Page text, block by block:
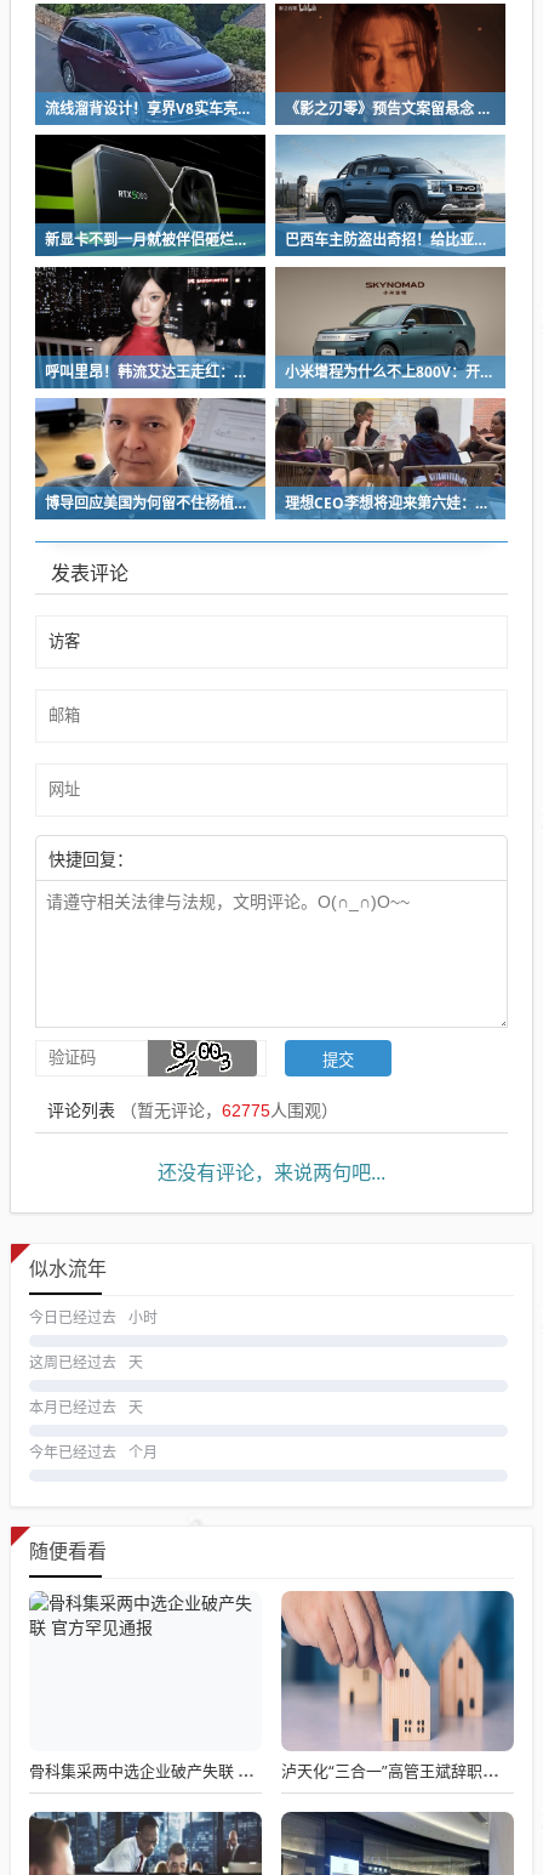
流线溜背设计！享界V8实车亮相：增程版最大续航339km 《影之刃零》预告文案留悬念 玩家：要反向跳票
新显卡不到一月就被伴侣砸烂：小哥哀叹如此脆弱 巴西车主防盗出奇招！给比亚迪鲨鱼皮卡零件“打疫苗” 失窃率大降93%
呼叫里昂！韩流艾达王走红：魅感十足 粉丝直接喊妈妈 小米增程为什么不上800V：开发时间和成本考虑
博导回应美国为何留不住杨植麟：他毅然拒绝苹果 选择回国创业 理想CEO李想将迎来第六娃：曾称不担心子女争遗产
发表评论
快捷回复：
评论列表 （暂无评论， 62775人围观）
还没有评论，来说两句吧...
似水流年
今日已经过去 小时
这周已经过去 天
本月已经过去 天
今年已经过去 个月
随便看看
骨科集采两中选企业破产失联 官方罕见通报 泸天化“三合一”高管王斌辞职：高管变动叠加财务、业绩双重压力，公司进入阶段性调整期